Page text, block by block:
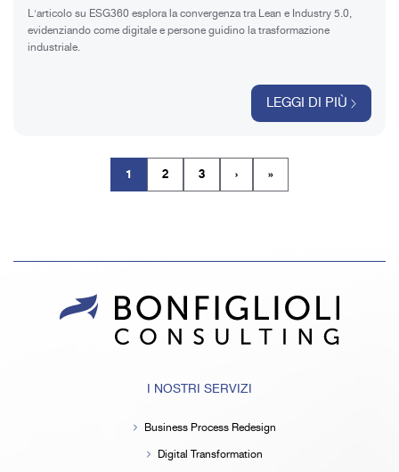
L'articolo su ESG360 esplora la convergenza tra Lean e Industry 5.0,
evidenziando come digitale e persone guidino la trasformazione
industriale.
LEGGI DI PIÙ
1
2 3 › »
I NOSTRI SERVIZI
Business Process Redesign
Digital Transformation